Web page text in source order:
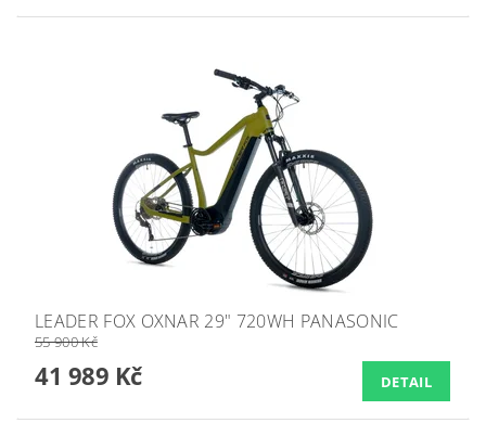
LEADER FOX OXNAR 29" 720WH PANASONIC
55 900 Kč
41 989 Kč DETAIL